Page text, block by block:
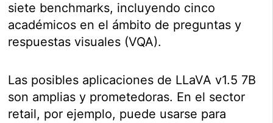
siete benchmarks, incluyendo cinco
académicos en el ámbito de preguntas y
respuestas visuales (VQA).
Las posibles aplicaciones de LLaVA v1.5 7B
son amplias y prometedoras. En el sector
retail, por ejemplo, puede usarse para